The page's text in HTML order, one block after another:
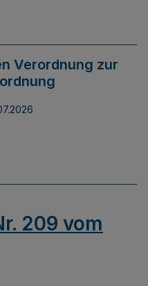
Verordnung zur
209 vom